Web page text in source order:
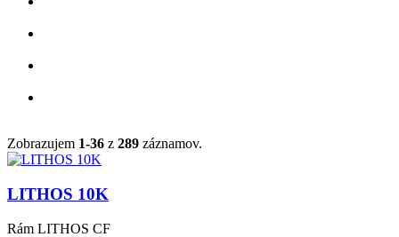
Zobrazujem 1-36 z 289 záznamov.
LITHOS 10K
Rám LITHOS CF